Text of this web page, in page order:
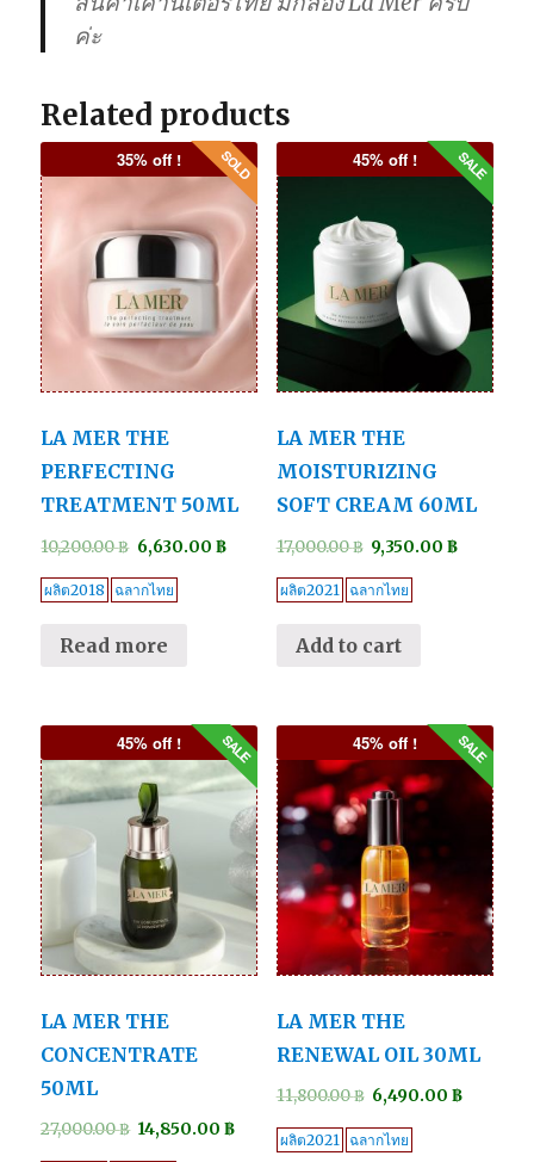
ค่ะ
Related products
35% off !
LA MER THE
PERFECTING
TREATMENT 50ML
10,200.00฿ 6,630.00 ฿
ผลิต2018 ฉลากไทย
Read more
45% off !
LA MER THE
MOISTURIZING
SOFT CREAM 60ML
17,000.00฿ 9,350.00฿
ผลิต2021 ฉลากไทย
Add to cart
45% off !
LA MER THE
CONCENTRATE
50ML
27,000.00฿ 14,850.00 ฿
45% off !
LA MER THE
RENEWAL OIL 30ML
11,800.00฿ 6,490.00฿
ผลิต2021 ฉลากไทย